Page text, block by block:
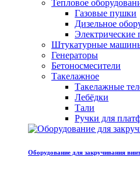
Тепловое
Газовые пушки
Дизельное
Электрические
Штукатурные
Генераторы
Бетоносмесители
Такелажное
Такелажные
Лебёдки
Тали
Ручки для
Оборудование для закручивания